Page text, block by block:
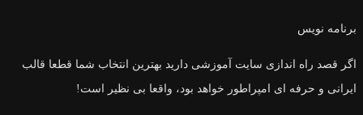
برنامه نویس
اگر قصد راه اندازی سایت آموزشی دارید بهترین انتخاب شما قطعا قالب
ایرانی و حرفه ای امپراطور خواهد بود، واقعا بی نظیر است!